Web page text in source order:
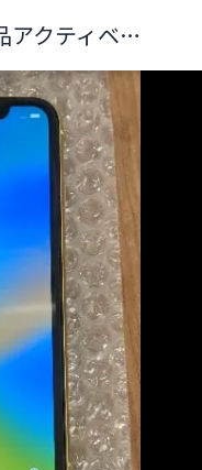
iPhone XR 64GB au 美品アクティベーションロック